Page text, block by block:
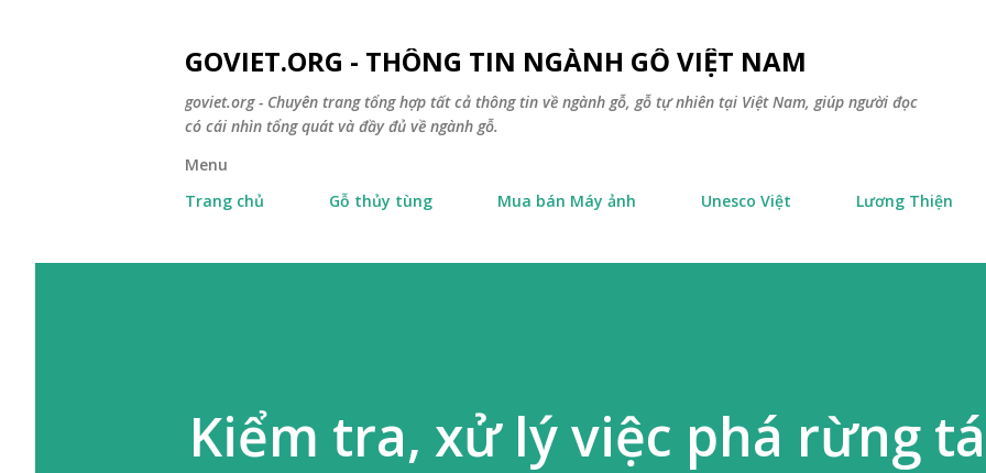
GOVIET.ORG - THÔNG TIN NGÀNH GỖ VIỆT NAM
goviet.org - Chuyên trang tổng hợp tất cả thông tin về ngành gỗ, gỗ tự nhiên tại Việt Nam, giúp người đọc
có cái nhìn tổng quát và đầy đủ về ngành gỗ.
Menu
Trang chủ
Gỗ thủy tùng Mua bán Máy ảnh Unesco Việt Lương Thiện
Kiểm tra, xử lý việc phá rừng